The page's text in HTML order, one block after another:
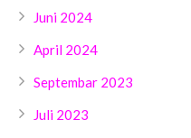
Juni 2024
April 2024
Septembar 2023
Juli 2023